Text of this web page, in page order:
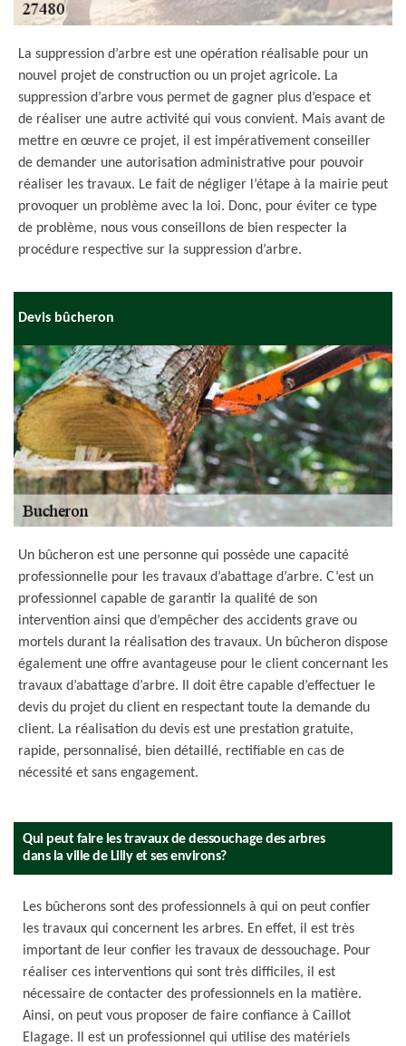
La suppression d’arbre est une opération réalisable pour un
nouvel projet de construction ou un projet agricole. La
suppression d’arbre vous permet de gagner plus d’espace et
de réaliser une autre activité qui vous convient. Mais avant de
mettre en œuvre ce projet, il est impérativement conseiller
de demander une autorisation administrative pour pouvoir
réaliser les travaux. Le fait de négliger l’étape à la mairie peut
provoquer un problème avec la loi. Donc, pour éviter ce type
de problème, nous vous conseillons de bien respecter la
procédure respective sur la suppression d’arbre.
Devis bûcheron
Un bûcheron est une personne qui possède une capacité
professionnelle pour les travaux d’abattage d’arbre. C’est un
professionnel capable de garantir la qualité de son
intervention ainsi que d’empêcher des accidents grave ou
mortels durant la réalisation des travaux. Un bûcheron dispose
également une offre avantageuse pour le client concernant les
travaux d’abattage d’arbre. Il doit être capable d’effectuer le
devis du projet du client en respectant toute la demande du
client. La réalisation du devis est une prestation gratuite,
rapide, personnalisé, bien détaillé, rectifiable en cas de
nécessité et sans engagement.
Qui peut faire les travaux de dessouchage des arbres
dans la ville de Lilly et ses environs?
Les bûcherons sont des professionnels à qui on peut confier
les travaux qui concernent les arbres. En effet, il est très
important de leur confier les travaux de dessouchage. Pour
réaliser ces interventions qui sont très difficiles, il est
nécessaire de contacter des professionnels en la matière.
Ainsi, on peut vous proposer de faire confiance à Caillot
Elagage. Il est un professionnel qui utilise des matériels